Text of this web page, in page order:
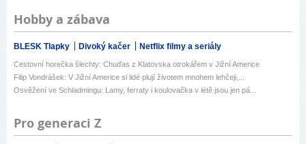
Hobby a zábava
BLESK Tlapky Divoký kačer Netflix filmy a seriály
Cestovní horečka šlechty: Chuďas z Klatovska otrokářem v Jižní Americe
Filip Vondrášek: V Jižní Americe si lidé plují životem mnohem lehčeji,...
Osvěžení ve Schladmingu: Lamy, ferraty i koulovačka v létě jsou jen pá...
Pro generaci Z